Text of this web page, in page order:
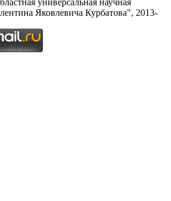
Яковлевича Курбатова", 2013-